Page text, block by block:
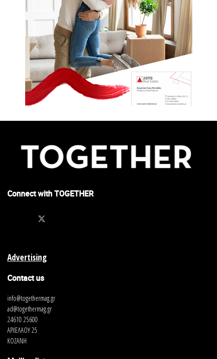
Connect with TOGETHER
Advertising
Contact us
info@togethermag.gr
ad@togethermag.gr
24610 25600
ΑΡΧΕΛΑΟΥ 25
ΚΟΖΑΝΗ